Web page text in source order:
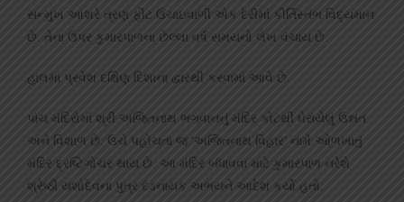
સન્મુખ આશરે ત્રણ ફીટ ઉંચાઇવાળી એક દેરીમાં કીર્તિસ્તંભ વિદ્યમાન
છે. તેના ઉપર કુમારપાળના છેલ્લા વર્ષ સમયનો લેખ વંચાય છે.
હાલમાં પ્રવેશ દક્ષિણ દિશાના દ્વારથી કરવામાં આવે છે.
પાંચ મંદિરોમાં શ્રી અજિતનાથ ભગવાનનું મંદિર કોટથી ઘેરાયેલું ઉન્નત
અને વિશાળ છે. ઉચે પહોંચતા જ ‘અજિતનાથ વિહાર’ નામે ઓળખાતું
મંદિર દ્રષ્ટિગોચર થાય છે. આ મંદિર બંધાવવા માટે કુમારપાળ નરેશે
શ્રેષ્ઠી યશોદેવના પુત્ર દંડનાયક અભયને આદેશ કર્યો હતો.